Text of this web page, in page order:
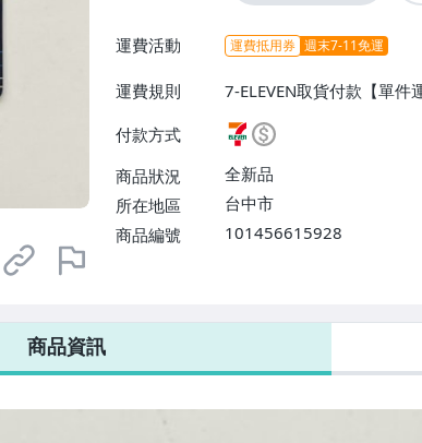
運費活動 運費抵用券 週末7-11免運
運費規則
7-ELEVEN取貨付款【單件
$38】、宅配/貨運【單件
【單件運費$31、滿10件
$60】
付款方式
商品狀況
全新品
所在地區
台中市
商品編號
101456615928
商品資訊